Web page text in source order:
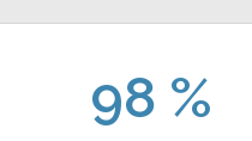
98 %